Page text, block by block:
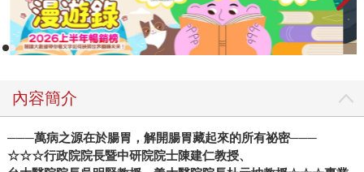
內容簡介
───萬病之源在於腸胃，解開腸胃藏起來的所有祕密───
☆☆☆行政院院長暨中研院院士陳建仁教授、